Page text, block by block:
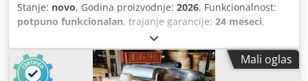
Stanje: novo, Godina proizvodnje: 2026, Funkcionalnost:
potpuno funkcionalan, trajanje garancije: 24 meseci,
, ukupna dužina:
visina:1.960 mm, prazna masa vozila:75 kg, Novo iz
prodavnice 24 meseca garancije Prednosti: + ODPORAN
Mali oglas